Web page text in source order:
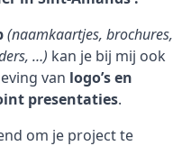
(naamkaartjes, brochures,
…) kan je bij mij ook
van logo’s en
presentaties.
om je project te